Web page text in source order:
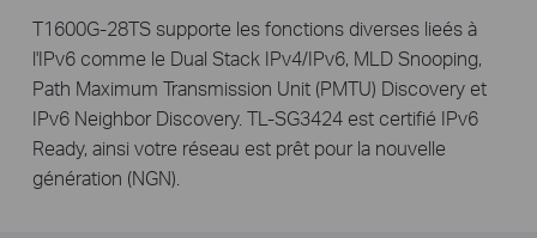
T1600G-28TS supporte les fonctions diverses lieés à
l'IPv6 comme le Dual Stack IPv4/IPv6, MLD Snooping,
Path Maximum Transmission Unit (PMTU) Discovery et
IPv6 Neighbor Discovery. TL-SG3424 est certifié IPv6
Ready, ainsi votre réseau est prêt pour la nouvelle
génération (NGN).